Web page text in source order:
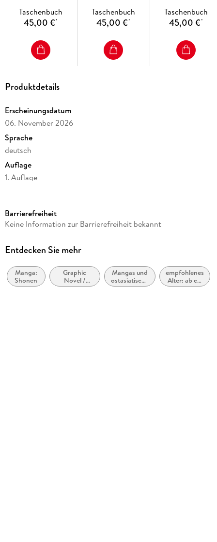
Taschenbuch
45,00 €*
Taschenbuch
45,00 €*
Taschenbuch
45,00 €*
Produktdetails
Erscheinungsdatum
06. November 2026
Sprache
deutsch
Auflage
1. Auflage
Altersempfehlung
Reihe
Autor/Autorin
Muneyuki Kaneshiro
Barrierefreiheit
Keine Information zur Barrierefreiheit bekannt
Entdecken Sie mehr
Manga:
Shonen
Graphic
Novel /
Comic /
Mangas und
ostasiatische
Comic-Stile
empfohlenes
Alter: ab ca.
12 Jahre